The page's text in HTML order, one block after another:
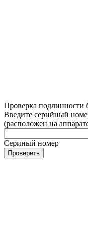
Проверка подлинности
Введите серийный
(расположен на
Сериный номер
Проверить